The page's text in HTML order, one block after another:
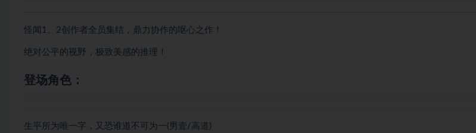
怪闻1、2创作者全员集结，鼎力协作的呕心之作！
绝对公平的视野，极致美感的推理！
登场角色：
生平所为唯一字，又恐谁道不可为一(男壹/高道)